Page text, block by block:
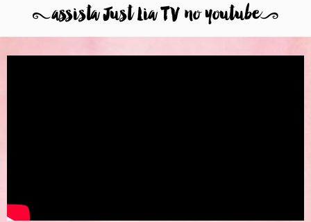
8assista Just Lia TV no youtube9